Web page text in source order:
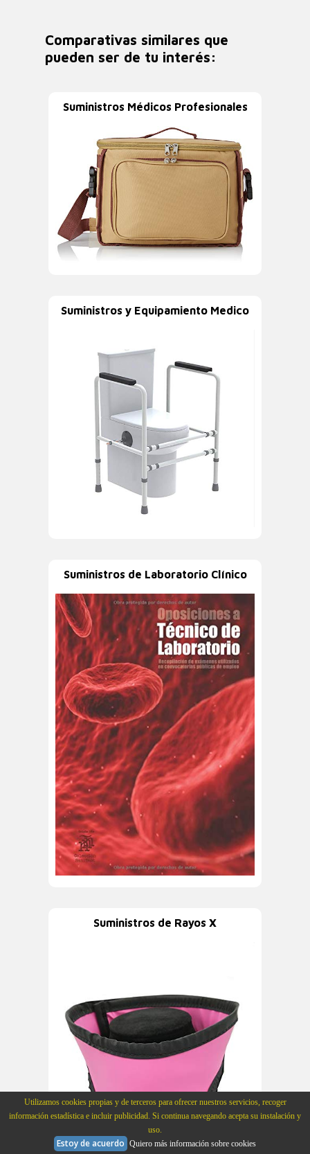
Comparativas similares que
pueden ser de tu interés:
Suministros Médicos Profesionales
Suministros y Equipamiento Medico
Suministros de Laboratorio Clínico
Suministros de Rayos X
Utilizamos cookies propias y de terceros para ofrecer nuestros servicios, recoger
información estadística e incluir publicidad. Si continua navegando acepta su instalación y
uso.
Estoy de acuerdo Quiero más información sobre cookies